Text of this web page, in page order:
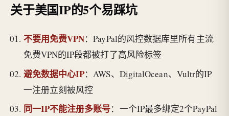
关于美国IP的5个易踩坑
不要用免费VPN：PayPal的风控数据库里所有主流
免费VPN的IP段都被打了高风险标签
避免数据中心IP：AWS、DigitalOcean、Vultr的IP
一注册立刻被风控
同一IP不能注册多账号：一个IP最多绑定2个PayPal